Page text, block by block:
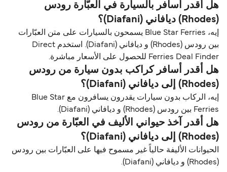
هل أقدر أسافر بالسيارة في العبّارة رودس
(Rhodes) ديافاني (Diafani)؟
إيه، Blue Star Ferries يسمحون بالسيارات على متن العبّارات
بين رودس (Rhodes) و ديافاني (Diafani). استخدم Direct
Ferries Deal Finder للحصول على الأسعار مباشرة.
هل أقدر أسافر كراكب بدون سيارة من رودس
(Rhodes) إلى ديافاني (Diafani)؟
إيه، الركاب بدون سيارات يقدرون يسافرون مع Blue Star
Ferries بين رودس (Rhodes) و ديافاني (Diafani).
هل أقدر آخذ حيواني الأليف في العبّارة من رودس
(Rhodes) إلى ديافاني (Diafani)؟
الحيوانات الأليفة حالياً غير مسموح فيها على العبّارات بين رودس
(Rhodes) و ديافاني (Diafani).